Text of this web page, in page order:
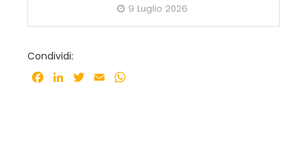
9 Luglio 2026
Condividi:
Facebook
LinkedInTwitter
Email